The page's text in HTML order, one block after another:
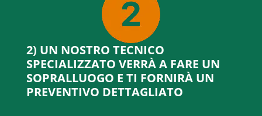
2) UN NOSTRO TECNICO
SPECIALIZZATO VERRÀ A FARE UN
SOPRALLUOGO E TI FORNIRÀ UN
PREVENTIVO DETTAGLIATO